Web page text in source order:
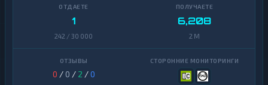
1
242 / 30 000
6,208
2 M
0 / 0 / 2 /0